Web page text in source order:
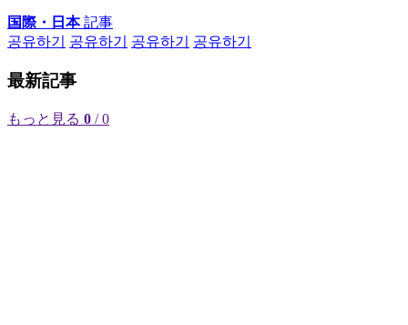
国際・日本記事
공유하기
공유하기 공유하기 공유하기
最新記事
もっと見る 0 / 0